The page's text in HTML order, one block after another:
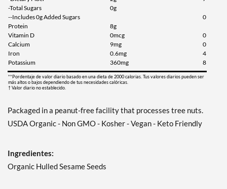
-Total Sugars
0g
--Includes 0g Added Sugars
0
Protein
8g
Vitamin D
0mcg
0
Calcium
9mg
0
Iron
0.6mg
4
Potassium
360mg 8
**Pordentaje de valor diario basado en una dieta de 2000 calorias. Tus valores diarios pueden ser
más altos o bajos dependiendo de tus necesidades calóricas.
† Valor diario no establecido.
Packaged in a peanut-free facility that processes tree nuts.
USDA Organic - Non GMO - Kosher - Vegan - Keto Friendly
Ingredientes:
Organic Hulled Sesame Seeds